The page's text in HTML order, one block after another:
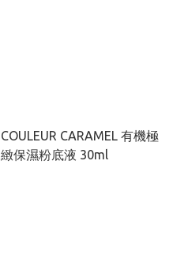
COULEUR CARAMEL 有機極
緻保濕粉底液 30ml